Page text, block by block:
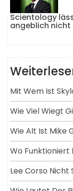
Scientology
angeblich nicht
Mit Wem Ist
Wie Viel Wiegt
Wie Alt Ist Mike
Wo Funktioniert
Lee Corso Nicht